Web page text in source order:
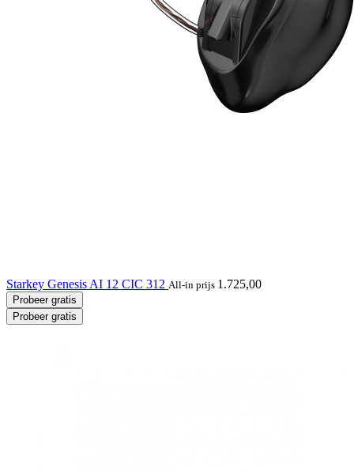
Starkey Genesis AI 12 CIC 312 All-in prijs 1.725,00
Probeer gratis
Probeer gratis